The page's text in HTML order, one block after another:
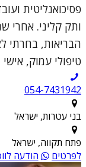
ותק קליני. אחרי
הבריאות, בחרתי
טיפולי עמוק,
054-7431942
בני עטרות, ישראל
פתח תקווה, ישראל
לפרטים
הודעה